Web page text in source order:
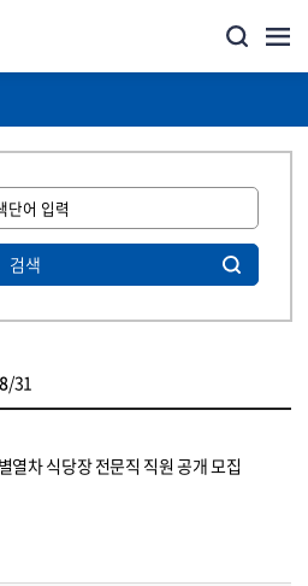
검색
/31
열차 식당장 전문직 직원 공개 모집